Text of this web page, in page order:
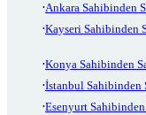
Ankara Sahibinden
Kayseri Sahibinden
Konya Sahibinden
İstanbul Sahibinden
Esenyurt Sahibinden